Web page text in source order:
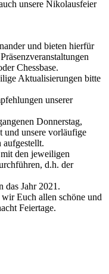
unsere Nikolausfeier
und bieten hierfür
Chessbase.
Aktualisierungen bitte
unserer
Donnerstag,
und unsere vorläufige
den jeweiligen
d.h. der
das Jahr 2021.
Euch allen schöne und
Feiertage.